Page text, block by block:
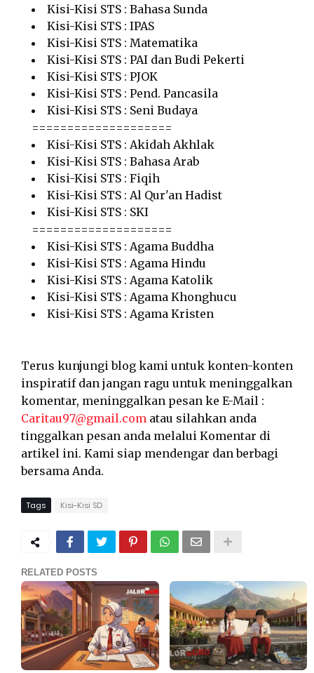
Kisi-Kisi STS : Bahasa Sunda
Kisi-Kisi STS : IPAS
Kisi-Kisi STS : Matematika
Kisi-Kisi STS : PAI dan Budi Pekerti
Kisi-Kisi STS : PJOK
Kisi-Kisi STS : Pend. Pancasila
Kisi-Kisi STS : Seni Budaya
====================
Kisi-Kisi STS : Akidah Akhlak
Kisi-Kisi STS : Bahasa Arab
Kisi-Kisi STS : Fiqih
Kisi-Kisi STS : Al Qur'an Hadist
Kisi-Kisi STS : SKI
====================
Kisi-Kisi STS : Agama Buddha
Kisi-Kisi STS : Agama Hindu
Kisi-Kisi STS : Agama Katolik
Kisi-Kisi STS : Agama Khonghucu
Kisi-Kisi STS : Agama Kristen
Terus kunjungi blog kami untuk konten-konten
inspiratif dan jangan ragu untuk meninggalkan
komentar, meninggalkan pesan ke E-Mail :
Caritau97@gmail.com atau silahkan anda
tinggalkan pesan anda melalui Komentar di
artikel ini. Kami siap mendengar dan berbagi
bersama Anda.
Tags Kisi-Kisi SD
RELATED POSTS